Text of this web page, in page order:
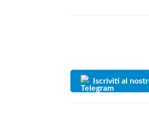
Iscriviti al